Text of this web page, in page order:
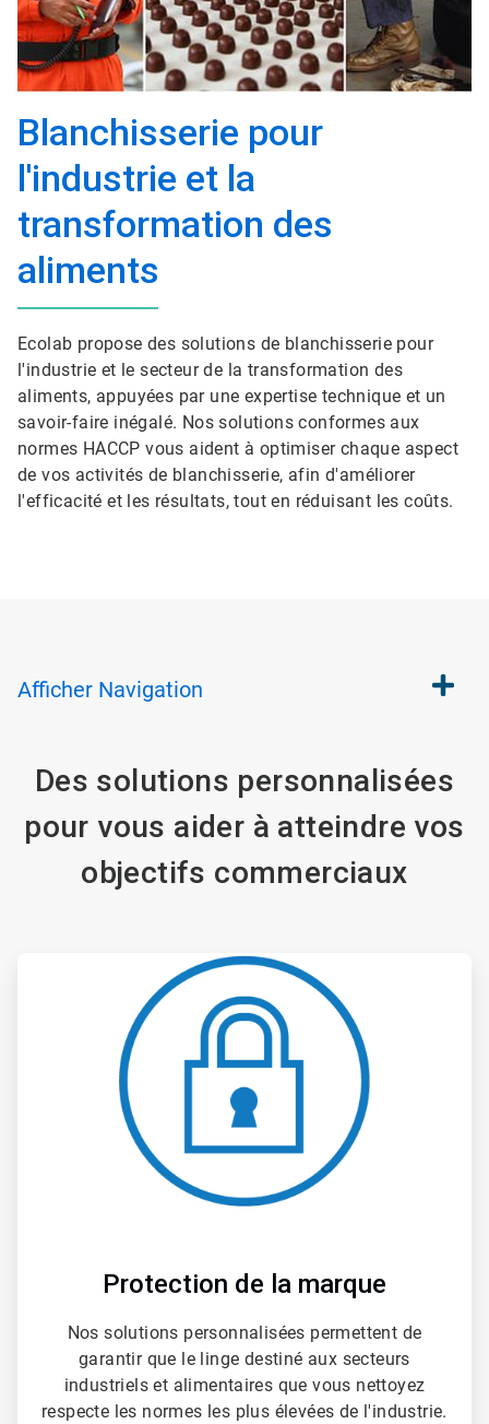
Blanchisserie pour
l'industrie et la
transformation des
aliments
Ecolab propose des solutions de blanchisserie pour
l'industrie et le secteur de la transformation des
aliments, appuyées par une expertise technique et un
savoir-faire inégalé. Nos solutions conformes aux
normes HACCP vous aident à optimiser chaque aspect
de vos activités de blanchisserie, afin d'améliorer
l'efficacité et les résultats, tout en réduisant les coûts.​​​​​​​
Afficher Navigation
Des solutions personnalisées
pour vous aider à atteindre vos
objectifs commerciaux​​​​​​​
ArticleTile
de
4
Protection de la marque
Nos solutions personnalisées permettent de
garantir que le linge destiné aux secteurs
industriels et alimentaires que vous nettoyez
respecte les normes les plus élevées de l'industrie.